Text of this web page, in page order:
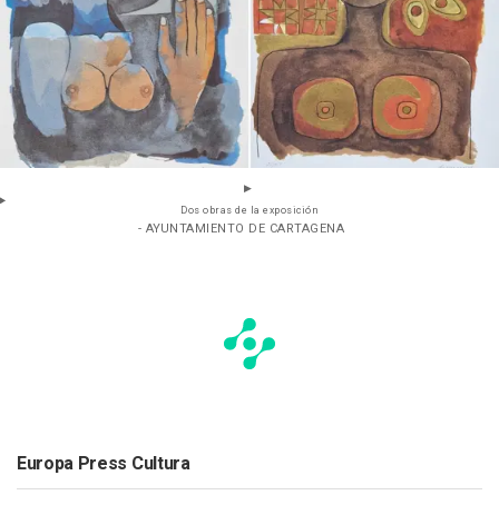
Dos obras de la exposición
- AYUNTAMIENTO DE CARTAGENA
Europa Press Cultura